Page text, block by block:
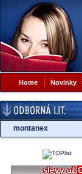
Home Novinky
montanex